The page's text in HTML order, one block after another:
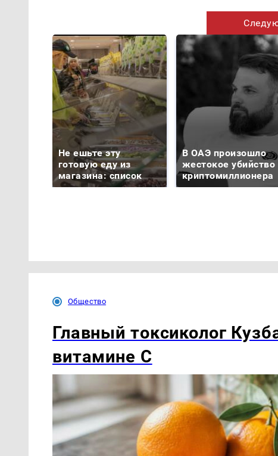
Не ешьте эту
готовую еду из
магазина: список
В ОАЭ произошло
жестокое убийство
криптомиллионера
Общество
Главный токсиколог
витамине С